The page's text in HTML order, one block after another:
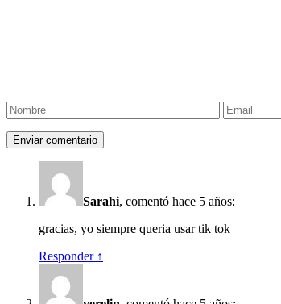
Sarahi, comentó hace 5 años:
gracias, yo siempre queria usar tik tok
Responder ↑